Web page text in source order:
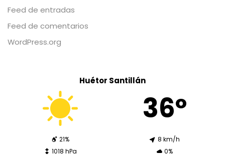
Feed de entradas
Feed de comentarios
WordPress.org
Huétor Santillán
36º
21%
8 km/h
1018 hPa
0%